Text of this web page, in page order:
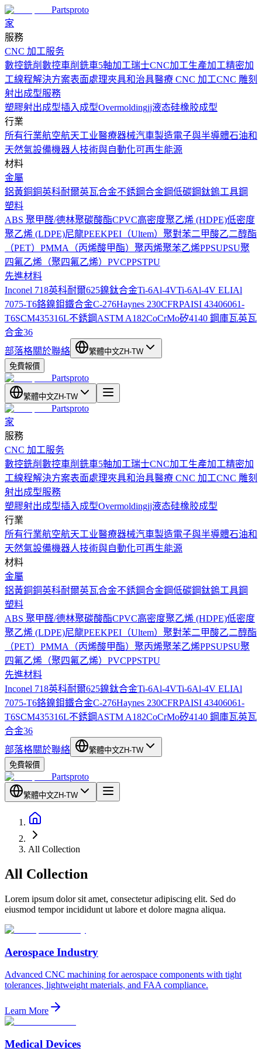
Partsproto
家
服務
CNC 加工服务
數控銑削 數控車削 銑車5軸加工瑞士CNC加工生產加工精密加
工線程解決方案表面處理夾具和治具醫療 CNC 加工CNC 雕刻
射出成型服務
塑膠射出成型插入成型Overmoldingjj液态硅橡胶成型
行業
所有行業航空航天工业醫療器械汽車製造電子與半導體石油和
天然氣設備機器人技術與自動化可再生能源
材料
金屬
鋁黃銅銅英科耐爾英瓦合金不銹鋼合金鋼低碳鋼鈦鎢工具鋼
塑料
ABS 聚甲醛/德林聚碳酸酯CPVC高密度聚乙烯 (HDPE)低密度
聚乙烯 (LDPE)尼龍PEEKPEI（Ultem） 聚對苯二甲酸乙二醇酯
（PET） PMMA（丙烯酸甲酯） 聚丙烯聚苯乙烯PPSUPSU聚
四氟乙烯（聚四氟乙烯） PVCPPSTPU
先進材料
Inconel 718英科耐爾625鎳鈦合金Ti-6Al-4VTi-6Al-4V ELIAl
7075-T6鉻鎳鉬鐵合金C-276Haynes 230CFRPAISI 43406061-
T6SCM435316L不銹鋼ASTM A182CoCrMo矽4140 鋼庫瓦英瓦
合金36
部落格關於聯絡 繁體中文ZH-TW
免費報價
Partsproto
繁體中文ZH-TW
Partsproto
家
服務
CNC 加工服务
數控銑削 數控車削 銑車5軸加工瑞士CNC加工生產加工精密加
工線程解決方案表面處理夾具和治具醫療 CNC 加工CNC 雕刻
射出成型服務
塑膠射出成型插入成型Overmoldingjj液态硅橡胶成型
行業
所有行業航空航天工业醫療器械汽車製造電子與半導體石油和
天然氣設備機器人技術與自動化可再生能源
材料
金屬
鋁黃銅銅英科耐爾英瓦合金不銹鋼合金鋼低碳鋼鈦鎢工具鋼
塑料
ABS 聚甲醛/德林聚碳酸酯CPVC高密度聚乙烯 (HDPE)低密度
聚乙烯 (LDPE)尼龍PEEKPEI（Ultem） 聚對苯二甲酸乙二醇酯
（PET） PMMA（丙烯酸甲酯） 聚丙烯聚苯乙烯PPSUPSU聚
四氟乙烯（聚四氟乙烯） PVCPPSTPU
先進材料
Inconel 718英科耐爾625鎳鈦合金Ti-6Al-4VTi-6Al-4V ELIAl
7075-T6鉻鎳鉬鐵合金C-276Haynes 230CFRPAISI 43406061-
T6SCM435316L不銹鋼ASTM A182CoCrMo矽4140 鋼庫瓦英瓦
合金36
部落格關於聯絡 繁體中文ZH-TW
免費報價
Partsproto
繁體中文ZH-TW
All Collection
All Collection
Lorem ipsum dolor sit amet, consectetur adipiscing elit. Sed do
eiusmod tempor incididunt ut labore et dolore magna aliqua.
Aerospace Industry
Advanced CNC machining for aerospace components with tight
tolerances, lightweight materials, and FAA compliance.
Learn More
Medical Devices